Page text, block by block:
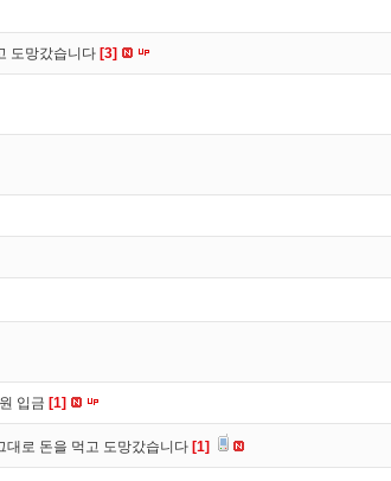
도망갔습니다 [3]
입금 [1]
대로 돈을 먹고 도망갔습니다 [1]